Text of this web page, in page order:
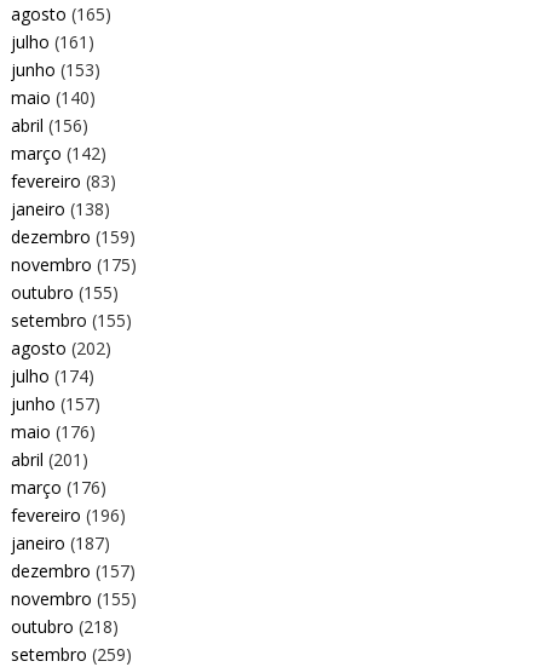
agosto (165)
julho (161)
junho (153)
maio (140)
abril (156)
março (142)
fevereiro (83)
janeiro (138)
dezembro (159)
novembro (175)
outubro (155)
setembro (155)
agosto (202)
julho (174)
junho (157)
maio (176)
abril (201)
março (176)
fevereiro (196)
janeiro (187)
dezembro (157)
novembro (155)
outubro (218)
setembro (259)